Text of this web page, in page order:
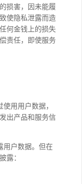
损害，因未能履
使隐私泄露而造
何金钱上的损失
责任，即使服务
用用户数据，
出产品和服务信
用户数据。但在
露：